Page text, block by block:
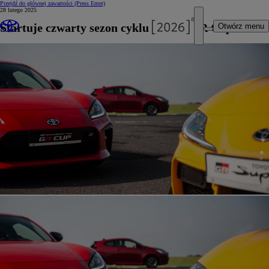
Przejdź do głównej zawartości (Press Enter)
Otwórz menu
28 lutego 2025
Startuje czwarty sezon cyklu Toyota GR Cup